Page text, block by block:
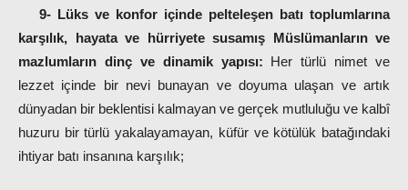
9- Lüks ve konfor içinde pelteleşen batı toplumlarına
karşılık, hayata ve hürriyete susamış Müslümanların ve
mazlumların dinç ve dinamik yapısı: Her türlü nimet ve
lezzet içinde bir nevi bunayan ve doyuma ulaşan ve artık
dünyadan bir beklentisi kalmayan ve gerçek mutluluğu ve kalbî
huzuru bir türlü yakalayamayan, küfür ve kötülük batağındaki
ihtiyar batı insanına karşılık;